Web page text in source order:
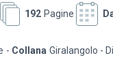
Pagine
192
Collana Giralangolo -